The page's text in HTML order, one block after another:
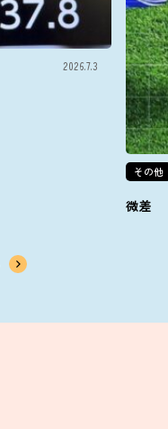
2026.7.3
その他
微差